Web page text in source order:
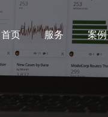
首页 服务 案例